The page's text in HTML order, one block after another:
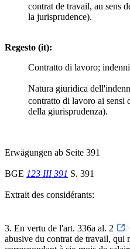
contrat de travail, au sens
la jurisprudence).
Regesto (it):
Contratto di lavoro;
Natura giuridica
contratto di lavoro ai sensi
della giurisprudenza).
Erwägungen ab Seite 391
BGE 123 III 391 S. 391
Extrait des considérants:
3. En vertu de l'art. 336a al. 2
abusive du contrat de travail, qui